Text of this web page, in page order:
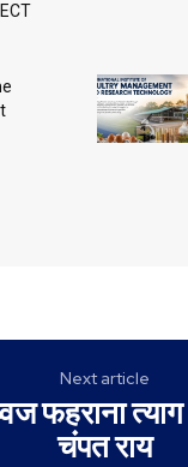
Next article
फहराना
चंपत राय